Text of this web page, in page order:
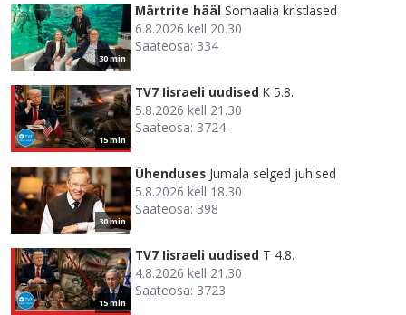
30 min
Märtrite hääl Somaalia kristlased
6.8.2026 kell 20.30
Saateosa: 334
15 min
TV7 Iisraeli uudised K 5.8.
5.8.2026 kell 21.30
Saateosa: 3724
30 min
Ühenduses Jumala selged juhised
5.8.2026 kell 18.30
Saateosa: 398
15 min
TV7 Iisraeli uudised T 4.8.
4.8.2026 kell 21.30
Saateosa: 3723